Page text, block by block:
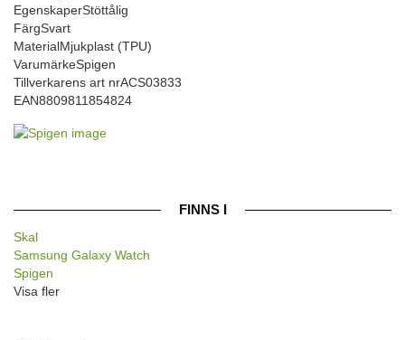
EgenskaperStöttålig
FärgSvart
MaterialMjukplast (TPU)
VarumärkeSpigen
Tillverkarens art nrACS03833
EAN8809811854824
FINNS I
Skal
Samsung Galaxy Watch
Spigen
Visa fler